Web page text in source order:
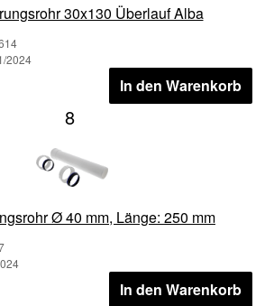
30x130 Überlauf Alba
2024
In den Warenkorb
8
Ø 40 mm, Länge: 250 mm
In den Warenkorb